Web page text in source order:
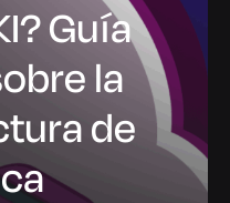
Guía
la
de